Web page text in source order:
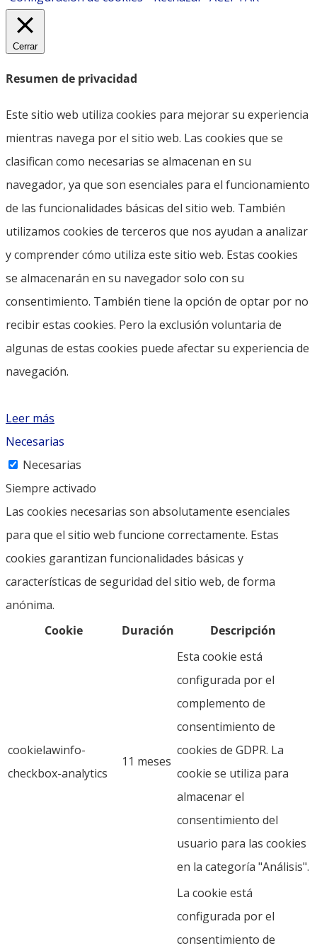
Cerrar
Resumen de privacidad
Este sitio web utiliza cookies para mejorar su experiencia
mientras navega por el sitio web. Las cookies que se
clasifican como necesarias se almacenan en su
navegador, ya que son esenciales para el funcionamiento
de las funcionalidades básicas del sitio web. También
utilizamos cookies de terceros que nos ayudan a analizar
y comprender cómo utiliza este sitio web. Estas cookies
se almacenarán en su navegador solo con su
consentimiento. También tiene la opción de optar por no
recibir estas cookies. Pero la exclusión voluntaria de
algunas de estas cookies puede afectar su experiencia de
navegación.
Leer más
Necesarias
Necesarias
Siempre activado
Las cookies necesarias son absolutamente esenciales
para que el sitio web funcione correctamente. Estas
cookies garantizan funcionalidades básicas y
características de seguridad del sitio web, de forma
anónima.
Cookie
Duración Descripción
cookielawinfo-
checkbox-analytics
11 meses
Esta cookie está
configurada por el
complemento de
consentimiento de
cookies de GDPR. La
cookie se utiliza para
almacenar el
consentimiento del
usuario para las cookies
en la categoría "Análisis".
La cookie está
configurada por el
consentimiento de